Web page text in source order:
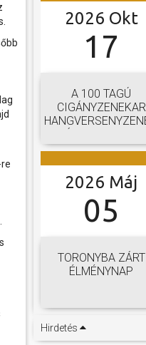
2026 Okt
17
A 100 TAGÚ
CIGÁNYZENEKAR
2026 Máj
05
TORONYBA ZÁRT
ÉLMÉNYNAP
Hirdetés